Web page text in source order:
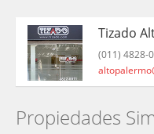
Tizado
(011) 4828-
Propiedades